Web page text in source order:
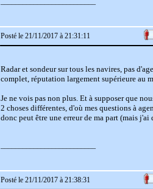
Posté le 21/11/2017 à 21:31:11
Radar et sondeur sur tous les navires, pas
complet, réputation largement supérieure au
Je ne vois pas non plus. Et à supposer que
2 choses différentes, d'où mes questions à
donc peut être une erreur de ma part (mais
Posté le 21/11/2017 à 21:38:31